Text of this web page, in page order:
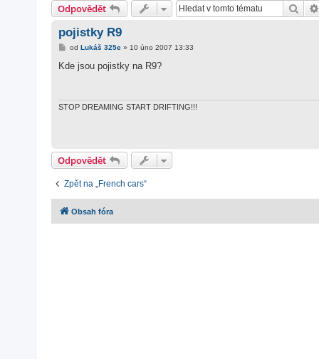
Odpovědět
pojistky R9
P
í
e
od Lukáš 325e» 10 úno 2007 13:33
Kde jsou pojistky na R9?
STOP DREAMING START DRIFTING!!!
Odpovědět
Zpět na „French cars“
Obsah fóra